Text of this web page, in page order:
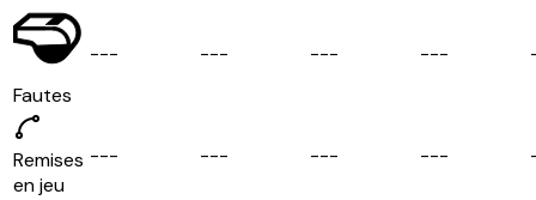
Fautes
--- --- --- ---
Remises
en jeu
--- --- --- ---